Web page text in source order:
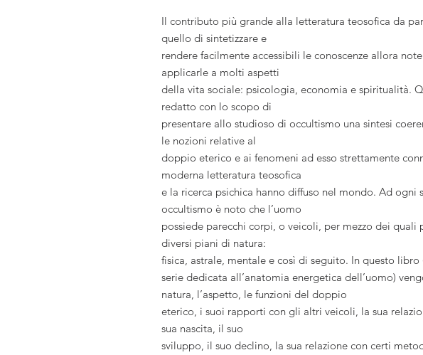
Il contributo più grande alla letteratura teosofica da
quello di sintetizzare e
rendere facilmente accessibili le conoscenze allora
applicarle a molti aspetti
della vita sociale: psicologia, economia e spiritualità.
redatto con lo scopo di
presentare allo studioso di occultismo una sintesi
le nozioni relative al
doppio eterico e ai fenomeni ad esso strettamente
moderna letteratura teosofica
e la ricerca psichica hanno diffuso nel mondo. Ad ogni
occultismo è noto che l’uomo
possiede parecchi corpi, o veicoli, per mezzo dei quali
diversi piani di natura:
fisica, astrale, mentale e così di seguito. In questo
serie dedicata all’anatomia energetica dell’uomo)
natura, l’aspetto, le funzioni del doppio
eterico, i suoi rapporti con gli altri veicoli, la sua
sua nascita, il suo
sviluppo, il suo declino, la sua relazione con certi